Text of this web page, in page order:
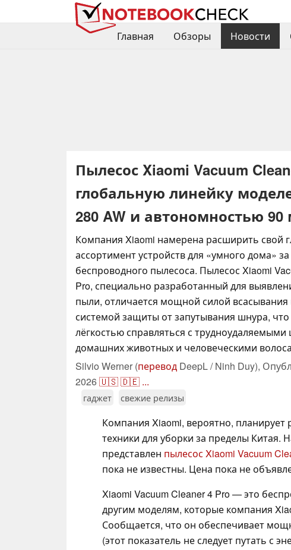
Главная
Обзоры Новости
Пылесос Xiaomi Vacuum
глобальную линейку
280 AW и автономностью
Компания Xiaomi намерена расширить свой
ассортимент устройств для «умного дома»
беспроводного пылесоса. Пылесос Xiaomi
Pro, специально разработанный для
пыли, отличается мощной силой
системой защиты от запутывания шнура, что
лёгкостью справляться с
домашних животных и человеческими
Silvio Werner (перевод DeepL / Ninh Duy),
2026🇺🇸🇩🇪 ...
гаджет свежие релизы
Компания Xiaomi, вероятно,
техники для уборки за пределы Китая.
представлен пылесос Xiaomi Vacuum
пока не известны. Цена пока не
Xiaomi Vacuum Cleaner 4 Pro — это
другим моделям, которые компания
Сообщается, что он обеспечивает
(этот показатель не следует путать с